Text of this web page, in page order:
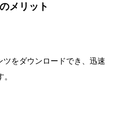
メリット
をダウンロードでき、迅速